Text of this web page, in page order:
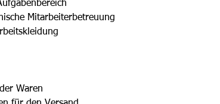
Mitarbeiterbetreuung
Waren